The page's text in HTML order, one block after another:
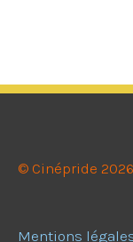
© Cinépride 2026
Mentions